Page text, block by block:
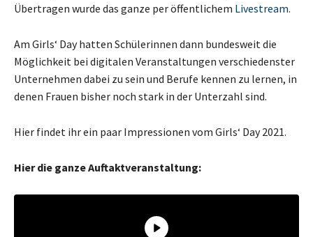
Übertragen wurde das ganze per öffentlichem Livestream.
Am Girls‘ Day hatten Schülerinnen dann bundesweit die
Möglichkeit bei digitalen Veranstaltungen verschiedenster
Unternehmen dabei zu sein und Berufe kennen zu lernen, in
denen Frauen bisher noch stark in der Unterzahl sind.
Hier findet ihr ein paar Impressionen vom Girls‘ Day 2021.
Hier die ganze Auftaktveranstaltung: